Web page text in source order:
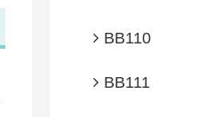
BB110
BB111